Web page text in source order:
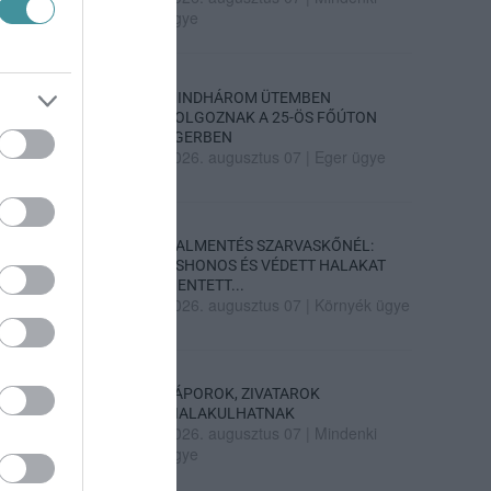
ügye
MINDHÁROM ÜTEMBEN
DOLGOZNAK A 25-ÖS FŐÚTON
EGERBEN
2026. augusztus 07 Eger ügye
HALMENTÉS SZARVASKŐNÉL:
ŐSHONOS ÉS VÉDETT HALAKAT
MENTETT...
2026. augusztus 07 Környék ügye
ZÁPOROK, ZIVATAROK
KIALAKULHATNAK
2026. augusztus 07
Mindenki
ügye